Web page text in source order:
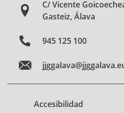
C/ Vicente
Gasteiz, Álava
945 125 100
Accesibilidad